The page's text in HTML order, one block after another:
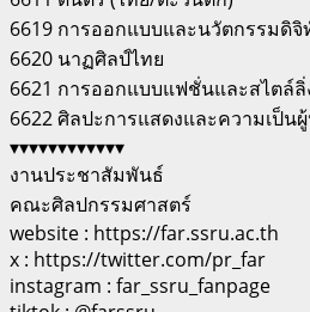
6619 การออกแบบและนวัตกรรมดิจิ
6620 นาฏศิลป์ไทย
6621 การออกแบบแฟชั่นและสไตล์ลิ่
6622 ศิลปะการแสดงและความเป็น
▾▾▾▾▾▾▾▾▾▾▾▾
งานประชาสัมพันธ์
คณะศิลปกรรมศาสตร์
website : https://far.ssru.ac.th
x : https://twitter.com/pr_far
instagram : far_ssru_fanpage